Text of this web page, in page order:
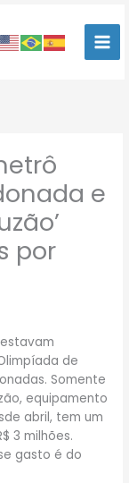
e
por
de
Somente
equipamento
abril, tem um
3 milhões.
gasto é do